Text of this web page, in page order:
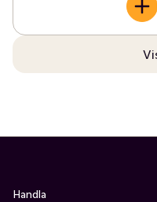
Handla